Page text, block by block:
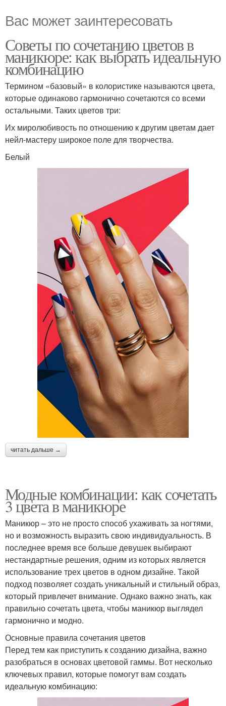
Вас может заинтересовать
Советы по сочетанию цветов в
маникюре: как выбрать идеальную
комбинацию
Термином «базовый» в колористике называются цвета,
которые одинаково гармонично сочетаются со всеми
остальными. Таких цветов три:
Их миролюбивость по отношению к другим цветам дает
нейл-мастеру широкое поле для творчества.
Белый
читать дальше →
Модные комбинации: как сочетать
3 цвета в маникюре
Маникюр – это не просто способ ухаживать за ногтями,
но и возможность выразить свою индивидуальность. В
последнее время все больше девушек выбирают
нестандартные решения, одним из которых является
использование трех цветов в одном дизайне. Такой
подход позволяет создать уникальный и стильный образ,
который привлечет внимание. Однако важно знать, как
правильно сочетать цвета, чтобы маникюр выглядел
гармонично и модно.
Основные правила сочетания цветов
Перед тем как приступить к созданию дизайна, важно
разобраться в основах цветовой гаммы. Вот несколько
ключевых правил, которые помогут вам создать
идеальную комбинацию: